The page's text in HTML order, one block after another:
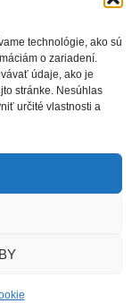
technológie, ako sú
o zariadení.
údaje, ako je
stránke. Nesúhlas
určité vlastnosti a
a spravuje